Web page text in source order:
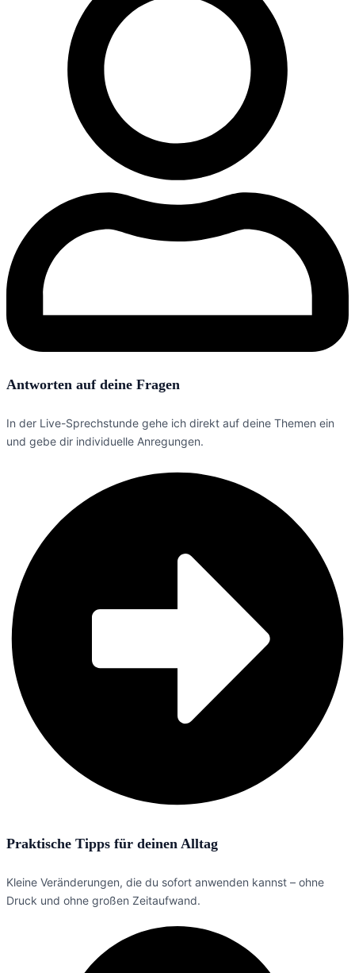
Antworten auf deine Fragen
In der Live-Sprechstunde gehe ich direkt auf deine Themen ein
und gebe dir individuelle Anregungen.
Praktische Tipps für deinen Alltag
Kleine Veränderungen, die du sofort anwenden kannst – ohne
Druck und ohne großen Zeitaufwand.